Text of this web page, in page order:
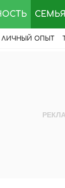
СЕМЬЯ
ЛИЧНЫЙ ОПЫТ